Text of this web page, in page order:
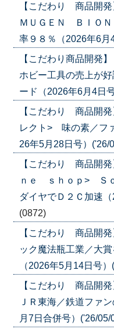
【こだわり 商品開
ＭＵＧＥＮ ＢＩＯＮ
率９８％（2026年6月
【こだわり商品開発
ホビー工具の売上が
ード（2026年6月4日
【こだわり 商品開
レクト> 味の素／フ
26年5月28日号）('26/
【こだわり 商品開
ｎｅ ｓｈｏｐ> Ｓ
ダイヤでＤ２Ｃ加速
(0872)
【こだわり 商品開
ック魔法瓶工業／大
（2026年5月14日号
【こだわり 商品開
ＪＲ東海／鉄道ファ
月7日合併号）('26/05/